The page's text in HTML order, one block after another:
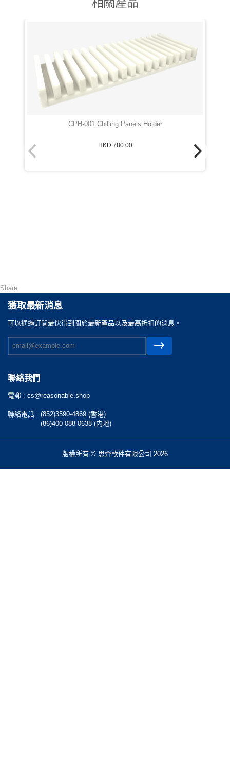
相關產品
CPH-001 Chilling Panels Holder
HKD 780.00
Share
獲取最新消息
可以通過訂閲最快得到關於最新產品以及最高折扣的消息。
聯絡我們
電郵 : cs@reasonable.shop
聯絡電話 : (852)3590-4869 (香港)
(86)400-088-0638 (内地)
版權所有 © 思齊軟件有限公司 2026